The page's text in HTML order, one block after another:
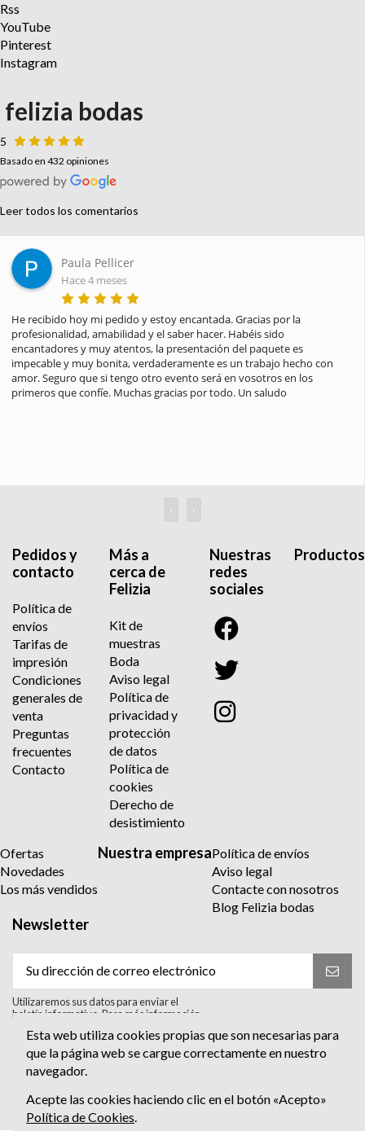
Rss
YouTube
Pinterest
Instagram
felizia bodas
5
Basado en 432 opiniones
Leer todos los comentarios
Paula Pellicer
Hace 4 meses
He recibido hoy mi pedido y estoy encantada. Gracias por la
profesionalidad, amabilidad y el saber hacer. Habéis sido
encantadores y muy atentos, la presentación del paquete es
impecable y muy bonita, verdaderamente es un trabajo hecho con
amor. Seguro que si tengo otro evento será en vosotros en los
primeros que confíe. Muchas gracias por todo. Un saludo
‹ ›
Pedidos y
contacto
Política de
envíos
Tarifas de
impresión
Condiciones
generales de
venta
Preguntas
frecuentes
Contacto
Más a
cerca de
Felizia
Kit de
muestras
Boda
Aviso legal
Política de
privacidad y
protección
de datos
Política de
cookies
Derecho de
desistimiento
Nuestras
redes
sociales
Productos
Ofertas
Novedades
Los más vendidos
Nuestra empresaPolítica de envíos
Aviso legal
Contacte con nosotros
Blog Felizia bodas
Newsletter
Utilizaremos sus datos para enviar el
boletín informativo. Para más información
consulte la política de privacidad.
Acepto el tratamiento para enviar el
boletín informativo. He leído y Acepto
Esta web utiliza cookies propias que son necesarias para
que la página web se cargue correctamente en nuestro
navegador.
Acepte las cookies haciendo clic en el botón «Acepto»
Política de Cookies.